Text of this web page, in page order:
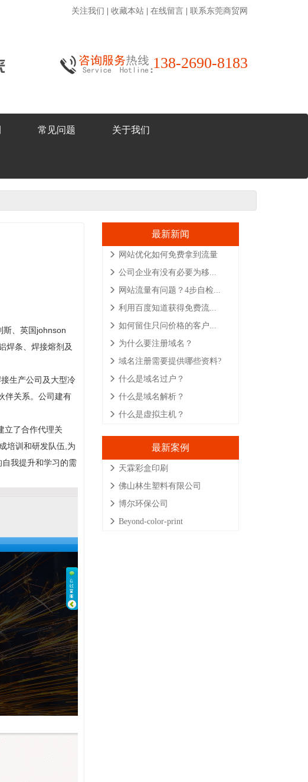
关注我们 收藏本站 在线留言 联系东莞商贸网
138-2690-8183
常见问题 关于我们
斯、英国johnson
焊条、焊接熔剂及
生产公司及大型冷
伴关系。公司建有
立了合作代理关
培训和研发队伍,为
我提升和学习的需
最新新闻
网站优化如何免费拿到流量
公司企业有没有必要为移...
网站流量有问题？4步自检...
利用百度知道获得免费流...
如何留住只问价格的客户...
为什么要注册域名？
域名注册需要提供哪些资料?
什么是域名过户？
什么是域名解析？
什么是虚拟主机？
最新案例
天霖彩盒印刷
佛山林生塑料有限公司
博尔环保公司
Beyond-color-print